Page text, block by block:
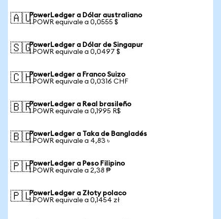
🇦🇺PowerLedger a Dólar australiano
1 POWR equivale a 0,0555 $
🇸🇬PowerLedger a Dólar de Singapur
1 POWR equivale a 0,0497 $
🇨🇭PowerLedger a Franco Suizo
1 POWR equivale a 0,0316 CHF
🇧🇷PowerLedger a Real brasileño
1 POWR equivale a 0,1995 R$
🇧🇩PowerLedger a Taka de Bangladés
1 POWR equivale a 4,83 ৳
🇵🇭PowerLedger a Peso Filipino
1 POWR equivale a 2,38 ₱
🇵🇱PowerLedger a Złoty polaco
1 POWR equivale a 0,1454 zł